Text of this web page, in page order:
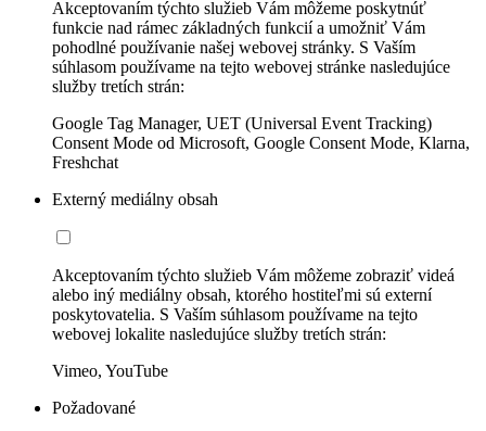
Akceptovaním týchto služieb Vám môžeme poskytnúť
funkcie nad rámec základných funkcií a umožniť Vám
pohodlné používanie našej webovej stránky. S Vaším
súhlasom používame na tejto webovej stránke nasledujúce
služby tretích strán:
Google Tag Manager, UET (Universal Event Tracking)
Consent Mode od Microsoft, Google Consent Mode, Klarna,
Freshchat
Externý mediálny obsah
Akceptovaním týchto služieb Vám môžeme zobraziť videá
alebo iný mediálny obsah, ktorého hostiteľmi sú externí
poskytovatelia. S Vaším súhlasom používame na tejto
webovej lokalite nasledujúce služby tretích strán:
Vimeo, YouTube
Požadované